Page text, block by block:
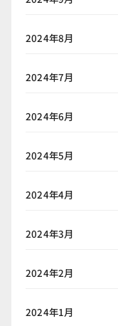
2024年8月
2024年7月
2024年6月
2024年5月
2024年4月
2024年3月
2024年2月
2024年1月